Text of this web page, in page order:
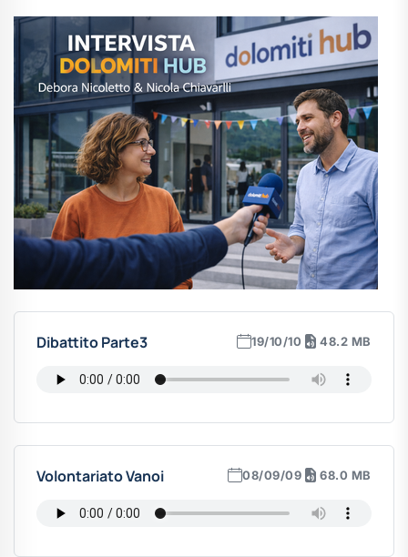
Dibattito Parte3 19/10/10 48.2 MB
Volontariato Vanoi 08/09/09 68.0 MB